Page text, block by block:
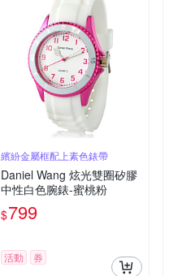
繽紛金屬框配上素色錶帶
Daniel Wang 炫光雙圈矽膠
中性白色腕錶-蜜桃粉
$799
活動 券